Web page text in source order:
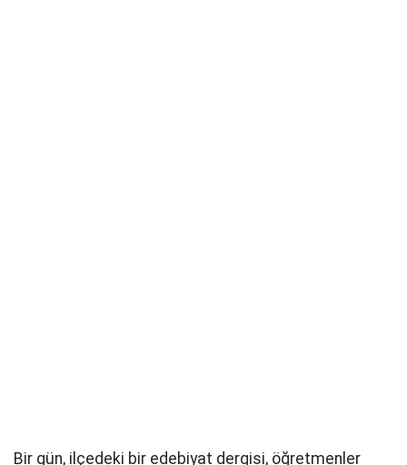
Bir gün, ilçedeki bir edebiyat dergisi, öğretmenler